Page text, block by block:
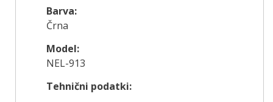
Barva:
Črna
Model:
NEL-913
Tehnični podatki: